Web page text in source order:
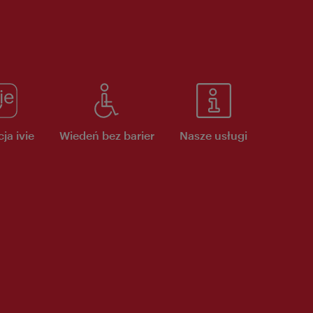
ivie Wiedeń bez barier Nasze usługi